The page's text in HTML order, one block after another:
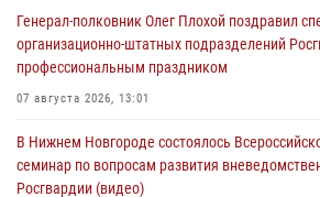
Генерал-полковник Олег Плохой поздравил
организационно-штатных подразделений
профессиональным праздником
07 августа 2026, 13:01
В Нижнем Новгороде состоялось
семинар по вопросам развития
Росгвардии (видео)